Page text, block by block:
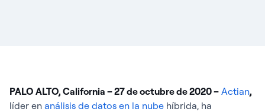
PALO ALTO, California – 27 de octubre de 2020 – Actian,
líder en análisis de datos en la nube híbrida, ha